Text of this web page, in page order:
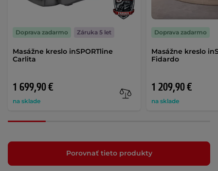
Masážne kreslo inSPORTline
Carlita
1 699,90 €
na sklade
Doprava zadarmo Záruka 5 let
Masážne kreslo
Fidardo
1 209,90 €
na sklade
Doprava zadarmo
Porovnať tieto produkty